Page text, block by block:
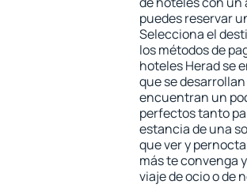
puedes reservar
Selecciona el
los métodos de
hoteles Herad se
que se
encuentran un
perfectos tanto
estancia de una
que ver y
más te convenga
viaje de ocio o de